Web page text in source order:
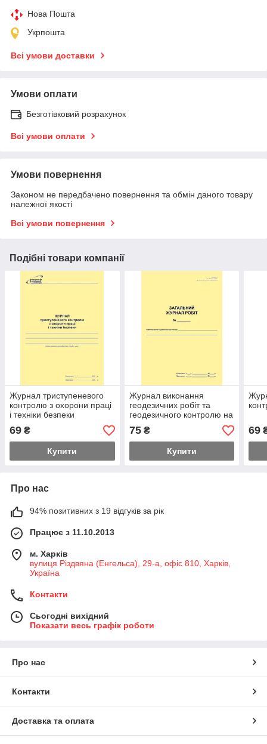
Нова Пошта
Укрпошта
Всі умови доставки
Умови оплати
Безготівковий розрахунок
Всі умови оплати
Умови повернення
Законом не передбачено повернення та обмін даного товару
належної якості
Всі умови повернення
Подібні товари компанії
Журнал триступеневого
контролю з охорони праці
і техніки безпеки
69 ₴
Купити
Журнал виконання
геодезичних робіт та
геодезичного контролю на
будівельному майданчику
75₴
Купити
69
Про нас
94% позитивних з 19 відгуків за рік
Працює з 11.10.2013
м. Харків
вулиця Різдвяна (Енгельса), 29-а, офіс 810, Харків,
Україна
Контакти
Сьогодні вихідний
Показати весь графік роботи
Про нас
Контакти
Доставка та оплата